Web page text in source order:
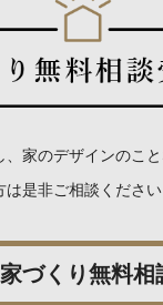
、家のデザインのこ
是非ご相談ください
家づくり無料相